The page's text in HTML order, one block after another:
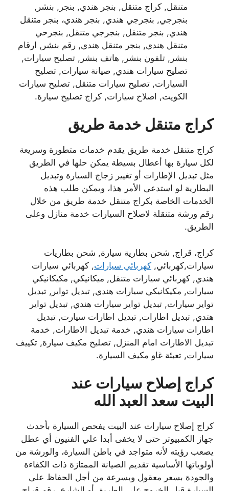
متنقل, كراج متنقل, بنجر هندي, بنجر, بنشر,
بنجرجي, بنجرجي هندي, بنجر هندي، بنجر متنقل
هندي, بنجر متنقل, بنجرجي متنقل, بنجرحي
متنقل هندي, بنجر متنقل هندي, رقم بنشر, ارقام
بنشر, تلفون بنشر, هاتف بنشر, تصليح سيارات,
تصليح سيارات هندي, صيانة سيارات, تصليح
السيارات, تصليح سيارات متنقل, تصليح سيارات
الكويت, اصلاح سيارات, كراج تصليح سيارة.
كراج متنقل خدمة طريق
كراج متنقل خدمة طريق يقدم خدمات متطورة وسريعة
لكل سيارة بها أعطال بسيطة يمكن حلها في الطريق
مثل تبديل الإطارات أو تغيير زجاج السيارة وتبديل
البطارية لو استدعى الأمر هذا، ويمكن طلب هذه
الخدمات الخاصة بكراج متنقل خدمة طريق من خلال
رقم ورشة متنقلة لاصلاح السيارات خدمة منازل وعلى
الطريق.
كراج، قراج, شحن بطارية سيارة, شحن بطاريات
سيارات,كهربائي, كهربائي سيارات, كهربائي سيارات
هندي, كهربائي سيارات متنقل, ميكانيكي, مكيكانيكي
سيارات, مكيكانيكي سيارات هندي, تبديل تواير, تبديل
تواير سيارات, تبديل تواير سيارات هندي, تبديل تواير
هتدي, تبديل اطارات, تبديل اطارات سيارت, تبديل
اطارات سيارات هندي, خدمة تبديل الاطارات, خدمة
تبديل الاطارات امام المنزل, تصليح مكيف سيارة, تكييف
سيارات, تعبئة غاو مكيف السيارة.
كراج إصلاح سيارات عند
البيت سعد العبد الله
كراج إصلاح سيارات عند البيت يفحص السيارة بأحدث
جهاز الكمبيوتر حتى لا يخفى أبدا علي الفنيون أي عطل
يصعب رؤيته لأنه متواجد في باطن السيارة، والورشة من
أولوياتها الأساسية تقديم الصيانة الممتازة ذات الكفاءة
والجودة بسعر معقول وبسرعة من أجل الحفاظ على